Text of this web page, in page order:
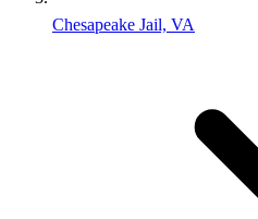
Chesapeake Jail, VA